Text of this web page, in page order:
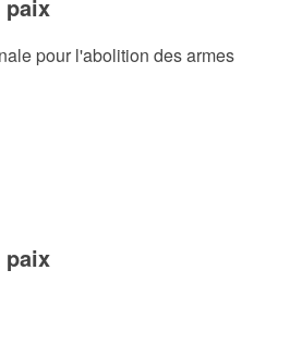
paix
pour l'abolition des armes
paix